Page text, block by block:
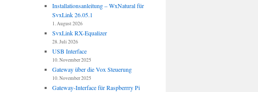
Installationsanleitung – WxNatural für
SvxLink 26.05.1
1. August 2026
SvxLink RX-Equalizer
28. Juli 2026
USB Interface
10. November 2025
Gateway über die Vox Steuerung
10. November 2025
Gateway-Interface für Raspberrry Pi